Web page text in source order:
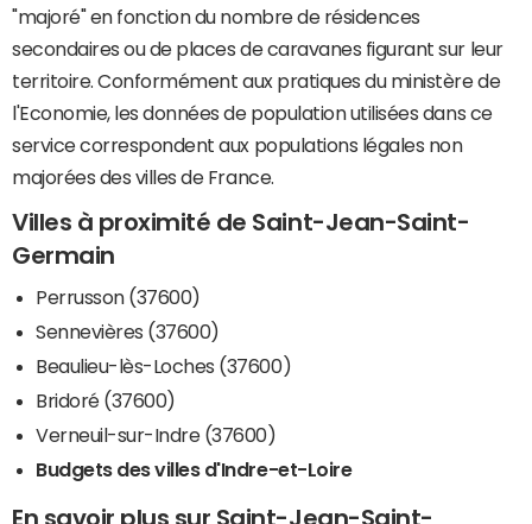
"majoré" en fonction du nombre de résidences
secondaires ou de places de caravanes figurant sur leur
territoire. Conformément aux pratiques du ministère de
l'Economie, les données de population utilisées dans ce
service correspondent aux populations légales non
majorées des villes de France.
Villes à proximité de Saint-Jean-Saint-
Germain
Perrusson (37600)
Sennevières (37600)
Beaulieu-lès-Loches (37600)
Bridoré (37600)
Verneuil-sur-Indre (37600)
Budgets des villes d'Indre-et-Loire
En savoir plus sur Saint-Jean-Saint-